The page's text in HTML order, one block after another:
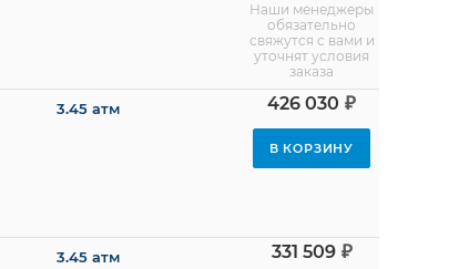
Наши менеджеры
обязательно
свяжутся с вами и
уточнят условия
заказа
3.45 атм 426 030 ₽
В КОРЗИНУ
3.45 атм 331 509₽